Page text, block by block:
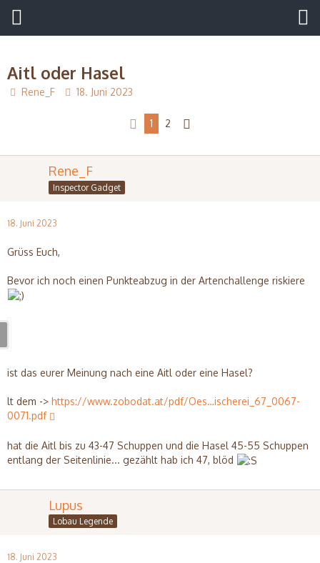
Aitl oder Hasel
Rene_F 18. Juni 2023
1 2
Rene_F
Inspector Gadget
18. Juni 2023
Grüss Euch,
Bevor ich noch einen Punkteabzug in der Artenchallenge riskiere
ist das eurer Meinung nach eine Aitl oder eine Hasel?
lt dem -> https://www.zobodat.at/pdf/Oes…ischerei_67_0067-
0071.pdf
hat die Aitl bis zu 43-47 Schuppen und die Hasel 45-55 Schuppen
entlang der Seitenlinie... gezählt hab ich 47, blöd
Lupus
Lobau Legende
18. Juni 2023